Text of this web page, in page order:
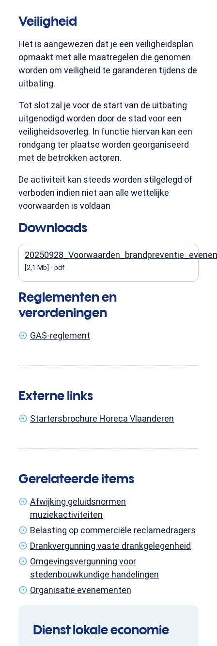
Veiligheid
Het is aangewezen dat je een veiligheidsplan
opmaakt met alle maatregelen die genomen
worden om veiligheid te garanderen tijdens de
uitbating.
Tot slot zal je voor de start van de uitbating
uitgenodigd worden door de stad voor een
veiligheidsoverleg. In functie hiervan kan een
rondgang ter plaatse worden georganiseerd
met de betrokken actoren.
De activiteit kan steeds worden stilgelegd of
verboden indien niet aan alle wettelijke
voorwaarden is voldaan
Downloads
2,1 Mb pdf
Reglementen en
verordeningen
GAS-reglement
Externe links
Startersbrochure Horeca Vlaanderen
Gerelateerde items
Afwijking geluidsnormen
muziekactiviteiten
Belasting op commerciële reclamedragers
Drankvergunning vaste drankgelegenheid
Omgevingsvergunning voor
stedenbouwkundige handelingen
Organisatie evenementen
Contact
Dienst lokale economie